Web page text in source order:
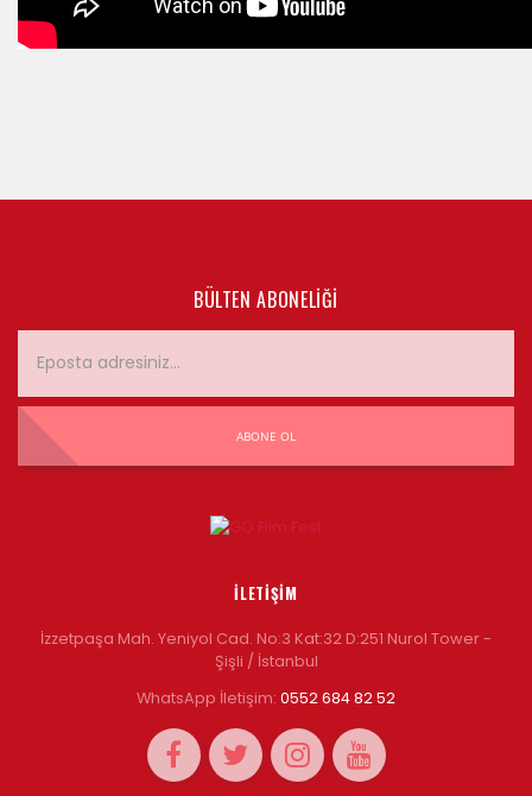
BÜLTEN ABONELIĞI
ABONE OL
İLETIŞIM
İzzetpaşa Mah. Yeniyol Cad. No:3 Kat:32 D:251 Nurol Tower -
Şişli / İstanbul
WhatsApp İletişim: 0552 684 82 52